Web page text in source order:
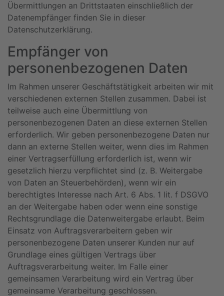
Übermittlungen an Drittstaaten einschließlich der
Datenempfänger finden Sie in dieser
Datenschutzerklärung.
Empfänger von
personenbezogenen Daten
Im Rahmen unserer Geschäftstätigkeit arbeiten wir mit
verschiedenen externen Stellen zusammen. Dabei ist
teilweise auch eine Übermittlung von
personenbezogenen Daten an diese externen Stellen
erforderlich. Wir geben personenbezogene Daten nur
dann an externe Stellen weiter, wenn dies im Rahmen
einer Vertragserfüllung erforderlich ist, wenn wir
gesetzlich hierzu verpflichtet sind (z. B. Weitergabe
von Daten an Steuerbehörden), wenn wir ein
berechtigtes Interesse nach Art. 6 Abs. 1 lit. f DSGVO
an der Weitergabe haben oder wenn eine sonstige
Rechtsgrundlage die Datenweitergabe erlaubt. Beim
Einsatz von Auftragsverarbeitern geben wir
personenbezogene Daten unserer Kunden nur auf
Grundlage eines gültigen Vertrags über
Auftragsverarbeitung weiter. Im Falle einer
gemeinsamen Verarbeitung wird ein Vertrag über
gemeinsame Verarbeitung geschlossen.